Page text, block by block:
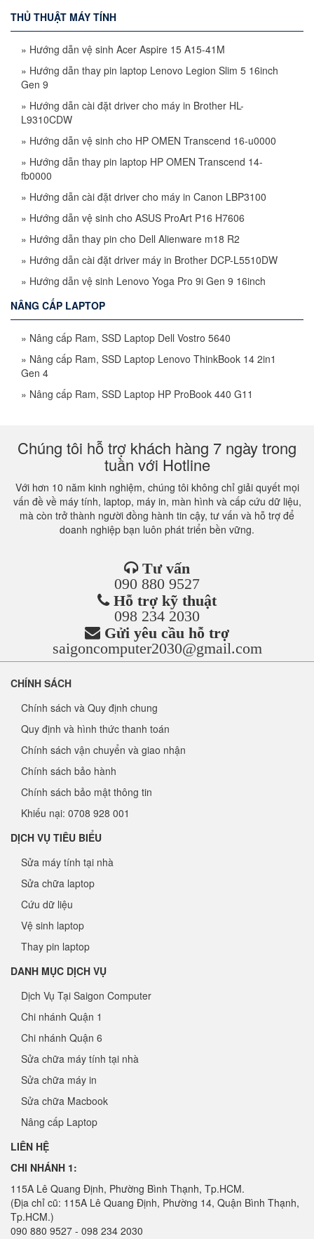
THỦ THUẬT MÁY TÍNH
» Hướng dẫn vệ sinh Acer Aspire 15 A15-41M
» Hướng dẫn thay pin laptop Lenovo Legion Slim 5 16inch
Gen 9
» Hướng dẫn cài đặt driver cho máy in Brother HL-
L9310CDW
» Hướng dẫn vệ sinh cho HP OMEN Transcend 16-u0000
» Hướng dẫn thay pin laptop HP OMEN Transcend 14-
fb0000
» Hướng dẫn cài đặt driver cho máy in Canon LBP3100
» Hướng dẫn vệ sinh cho ASUS ProArt P16 H7606
» Hướng dẫn thay pin cho Dell Alienware m18 R2
» Hướng dẫn cài đặt driver máy in Brother DCP-L5510DW
» Hướng dẫn vệ sinh Lenovo Yoga Pro 9i Gen 9 16inch
NÂNG CẤP LAPTOP
» Nâng cấp Ram, SSD Laptop Dell Vostro 5640
» Nâng cấp Ram, SSD Laptop Lenovo ThinkBook 14 2in1
Gen 4
» Nâng cấp Ram, SSD Laptop HP ProBook 440 G11
Chúng tôi hỗ trợ khách hàng 7 ngày trong
tuần với Hotline
Với hơn 10 năm kinh nghiệm, chúng tôi không chỉ giải quyết mọi
vấn đề về máy tính, laptop, máy in, màn hình và cấp cứu dữ liệu,
mà còn trở thành người đồng hành tin cậy, tư vấn và hỗ trợ để
doanh nghiệp bạn luôn phát triển bền vững.
Tư vấn
090 880 9527
Hỗ trợ kỹ thuật
098 234 2030
Gửi yêu cầu hỗ trợ
saigoncomputer2030@gmail.com
CHÍNH SÁCH
Chính sách và Quy định chung
Quy định và hình thức thanh toán
Chính sách vận chuyển và giao nhận
Chính sách bảo hành
Chính sách bảo mật thông tin
Khiếu nại: 0708 928 001
DỊCH VỤ TIÊU BIỂU
Sửa máy tính tại nhà
Sửa chữa laptop
Cứu dữ liệu
Vệ sinh laptop
Thay pin laptop
DANH MỤC DỊCH VỤ
Dịch Vụ Tại Saigon Computer
Chi nhánh Quận 1
Chi nhánh Quận 6
Sửa chữa máy tính tại nhà
Sửa chữa máy in
Sửa chữa Macbook
Nâng cấp Laptop
LIÊN HỆ
CHI NHÁNH 1:
115A Lê Quang Định, Phường Bình Thạnh, Tp.HCM.
(Địa chỉ cũ: 115A Lê Quang Định, Phường 14, Quận Bình Thạnh,
Tp.HCM.)
090 880 9527 - 098 234 2030